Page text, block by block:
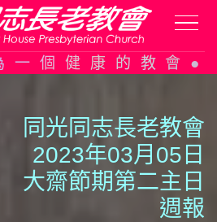
一個健康的教會
同光同志長老教會
2023年03月05日
大齋節期第二主日
週報